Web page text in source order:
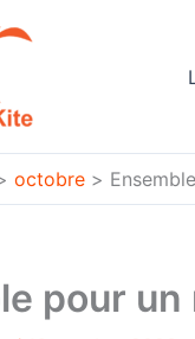
octobre
pour